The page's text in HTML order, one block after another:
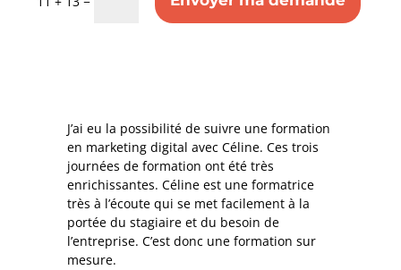
J’ai eu la possibilité de suivre une formation
en marketing digital avec Céline. Ces trois
journées de formation ont été très
enrichissantes. Céline est une formatrice
très à l’écoute qui se met facilement à la
portée du stagiaire et du besoin de
l’entreprise. C’est donc une formation sur
mesure.